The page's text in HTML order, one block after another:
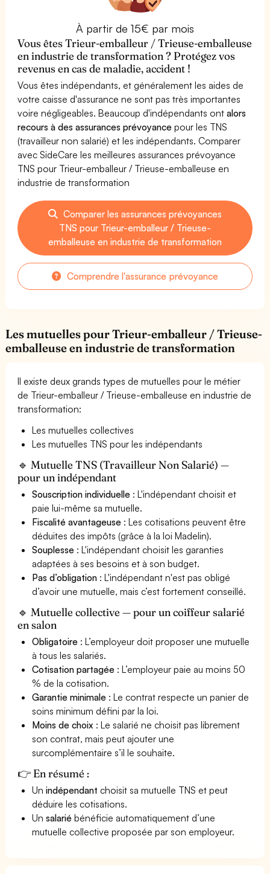
À partir de 15€ par mois
Vous êtes Trieur-emballeur / Trieuse-emballeuse
en industrie de transformation ? Protégez vos
revenus en cas de maladie, accident !
Vous êtes indépendants, et généralement les aides de
votre caisse d'assurance ne sont pas très importantes
voire négligeables. Beaucoup d'indépendants ontalors
recours à des assurances prévoyance pour les TNS
(travailleur non salarié) et les indépendants. Comparer
avec SideCare les meilleures assurances prévoyance
TNS pour Trieur-emballeur / Trieuse-emballeuse en
industrie de transformation
Comparer les assurances prévoyances
TNS pour Trieur-emballeur / Trieuse-
emballeuse en industrie de transformation
Comprendre l'assurance prévoyance
Les mutuelles pour Trieur-emballeur / Trieuse-
emballeuse en industrie de transformation
Il existe deux grands types de mutuelles pour le métier
de Trieur-emballeur / Trieuse-emballeuse en industrie de
transformation:
Les mutuelles collectives
Les mutuelles TNS pour les indépendants
🔹 Mutuelle TNS (Travailleur Non Salarié) —
pour un indépendant
Souscription individuelle : L'indépendant choisit et
paie lui-même sa mutuelle.
Fiscalité avantageuse : Les cotisations peuvent être
déduites des impôts (grâce à la loi Madelin).
Souplesse : L'indépendant choisit les garanties
adaptées à ses besoins et à son budget.
Pas d’obligation : L'indépendant n'est pas obligé
d’avoir une mutuelle, mais c’est fortement conseillé.
🔹 Mutuelle collective — pour un coiffeur salarié
en salon
Obligatoire : L’employeur doit proposer une mutuelle
à tous les salariés.
Cotisation partagée : L’employeur paie au moins 50
% de la cotisation.
Garantie minimale : Le contrat respecte un panier de
soins minimum défini par la loi.
Moins de choix : Le salarié ne choisit pas librement
son contrat, mais peut ajouter une
surcomplémentaire s’il le souhaite.
👉 En résumé :
Unindépendant choisit sa mutuelle TNS et peut
déduire les cotisations.
Unsalarié bénéficie automatiquement d’une
mutuelle collective proposée par son employeur.